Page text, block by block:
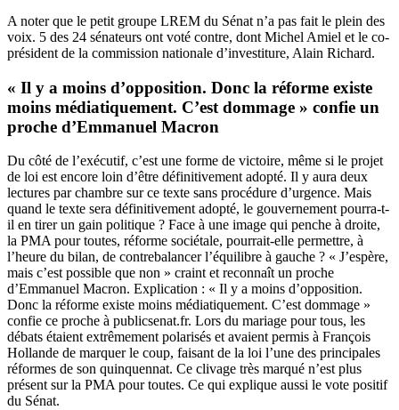
A noter que le petit groupe LREM du Sénat n’a pas fait le plein des
voix. 5 des 24 sénateurs ont voté contre, dont Michel Amiel et le co-
président de la commission nationale d’investiture, Alain Richard.
« Il y a moins d’opposition. Donc la réforme existe
moins médiatiquement. C’est dommage » confie un
proche d’Emmanuel Macron
Du côté de l’exécutif, c’est une forme de victoire, même si le projet
de loi est encore loin d’être définitivement adopté. Il y aura deux
lectures par chambre sur ce texte sans procédure d’urgence. Mais
quand le texte sera définitivement adopté, le gouvernement pourra-t-
il en tirer un gain politique ? Face à une image qui penche à droite,
la PMA pour toutes, réforme sociétale, pourrait-elle permettre, à
l’heure du bilan, de contrebalancer l’équilibre à gauche ? « J’espère,
mais c’est possible que non » craint et reconnaît un proche
d’Emmanuel Macron. Explication : « Il y a moins d’opposition.
Donc la réforme existe moins médiatiquement. C’est dommage »
confie ce proche à publicsenat.fr. Lors du mariage pour tous, les
débats étaient extrêmement polarisés et avaient permis à François
Hollande de marquer le coup, faisant de la loi l’une des principales
réformes de son quinquennat. Ce clivage très marqué n’est plus
présent sur la PMA pour toutes. Ce qui explique aussi le vote positif
du Sénat.